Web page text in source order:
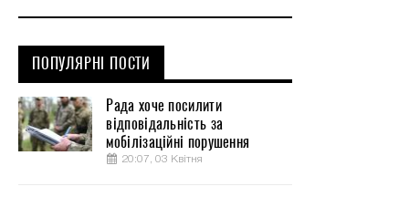
ПОПУЛЯРНІ ПОСТИ
Рада хоче посилити
відповідальність за
мобілізаційні порушення
20:07, 03 Квітня